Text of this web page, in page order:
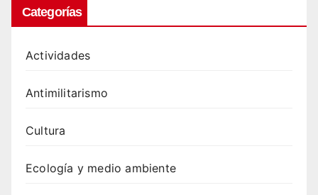
Categorías
Actividades
Antimilitarismo
Cultura
Ecología y medio ambiente